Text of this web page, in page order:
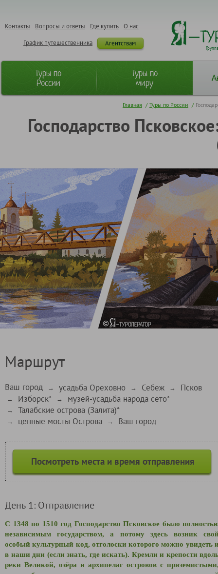
О нас
Где купить
Вопросы и ответы
Контакты
Агентствам
График путешественника
Туры по
России
Туры по
миру
Главная / Туры по России /
Господарство
Маршрут
Ваш город → усадьба Ореховно → Себеж → Псков
→ Изборск* → музей-усадьба народа сето*
→ Талабские острова (Залита)*
→ цепные мосты Острова → Ваш город
Посмотреть места и время отправления
День 1: Отправление
С 1348 по 1510 год Господарство Псковское было
независимым государством, а потому здесь возник
особый культурный код, отголоски которого можно увидеть
в наши дни (если знать, где искать). Кремли и крепости
реки Великой, озёра и архипелаг островов с